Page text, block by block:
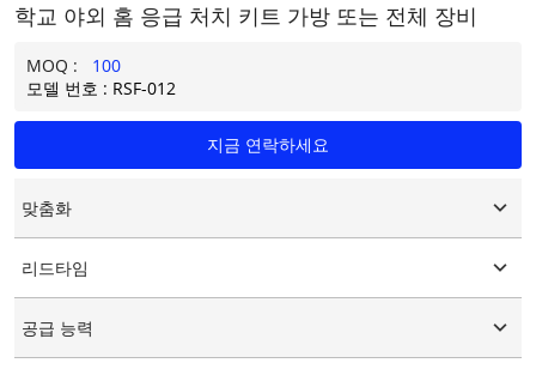
학교 야외 홈 응급 처치 키트 가방 또는 전체 장비
MOQ :
100
모델 번호 : RSF-012
지금 연락하세요
맞춤화
맞춤형 포장
리드타임
공급 능력